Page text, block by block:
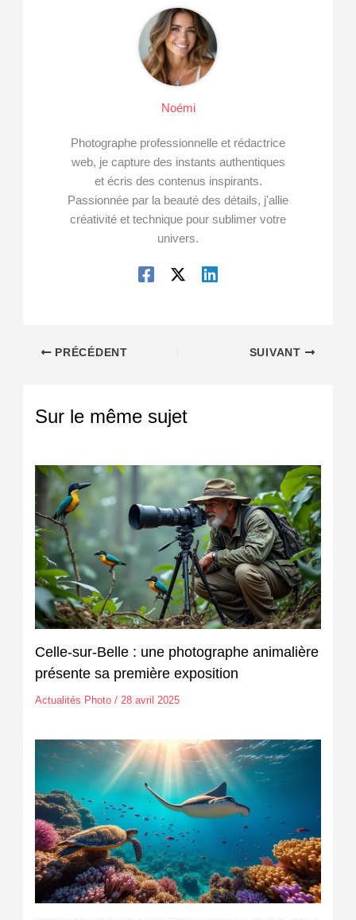
Noémi
Photographe professionnelle et rédactrice
web, je capture des instants authentiques
et écris des contenus inspirants.
Passionnée par la beauté des détails, j'allie
créativité et technique pour sublimer votre
univers.
PRÉCÉDENT SUIVANT
Sur le même sujet
Celle-sur-Belle : une photographe animalière
présente sa première exposition
Actualités Photo/ 28 avril 2025